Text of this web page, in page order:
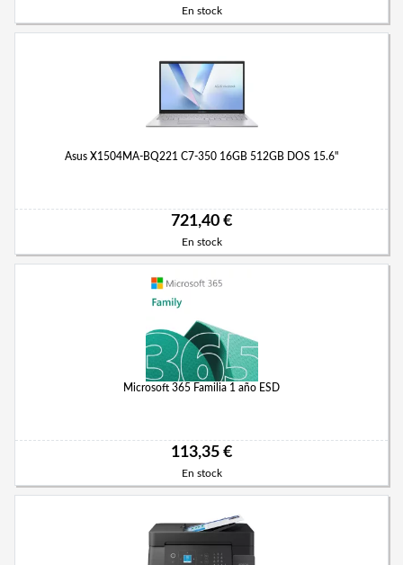
En stock
Asus X1504MA-BQ221 C7-350 16GB 512GB DOS 15.6"
721,40 €
En stock
Microsoft 365 Familia 1 año ESD
113,35 €
En stock